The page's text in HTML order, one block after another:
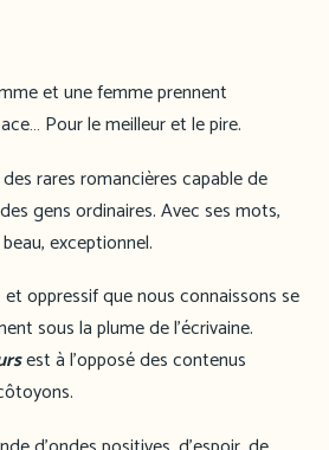
et une femme prennent
Pour le meilleur et le pire.
rares romancières capable de
gens ordinaires. Avec ses mots,
exceptionnel.
oppressif que nous connaissons se
sous la plume de l’écrivaine.
est à l’opposé des contenus